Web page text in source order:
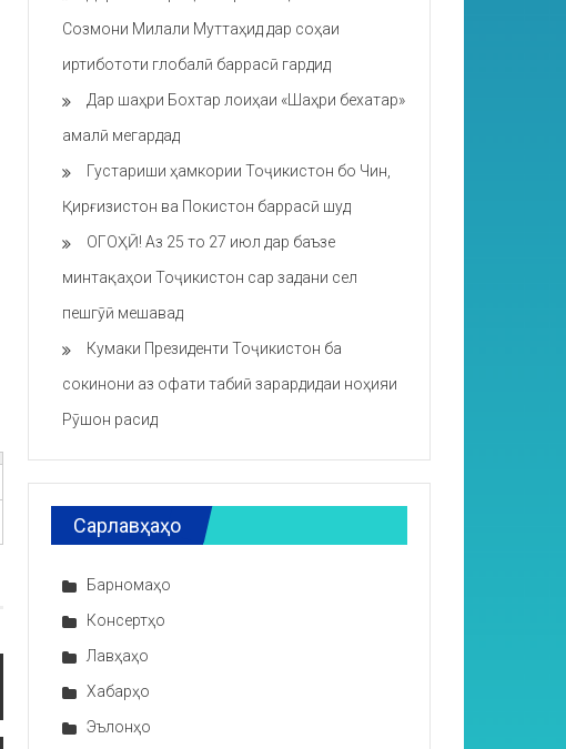
Созмони Милали Муттаҳид дар соҳаи
иртибототи глобалӣ баррасӣ гардид
Дар шаҳри Бохтар лоиҳаи «Шаҳри бехатар»
амалӣ мегардад
Густариши ҳамкории Тоҷикистон бо Чин,
Қирғизистон ва Покистон баррасӣ шуд
ОГОҲӢ! Аз 25 то 27 июл дар баъзе
минтақаҳои Тоҷикистон сар задани сел
пешгӯӣ мешавад
Кумаки Президенти Тоҷикистон ба
сокинони аз офати табиӣ зарардидаи ноҳияи
Рӯшон расид
Сарлавҳаҳо
Барномаҳо
Консертҳо
Лавҳаҳо
Хабарҳо
Эълонҳо